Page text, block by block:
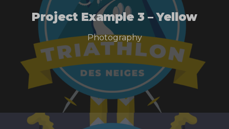
Project Example 3 – Yellow
Photography